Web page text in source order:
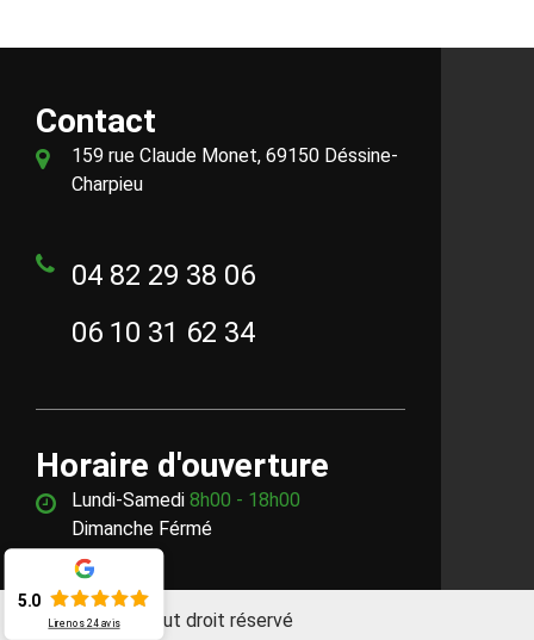
Contact
159 rue Claude Monet, 69150 Déssine-
Charpieu
04 82 29 38 06
06 10 31 62 34
Horaire d'ouverture
Lundi-Samedi 8h00 - 18h00
Dimanche Férmé
©2018 - 2026 Tout droit réservé
5.0
Lire nos 24avis